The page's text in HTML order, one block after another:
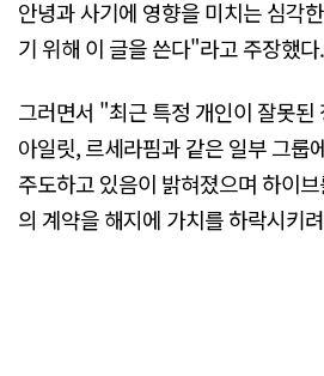
안녕과 사기에 영향을 미치는 심각
기 위해 이 글을 쓴다"라고 주장했다.
그러면서 "최근 특정 개인이 잘못된
아일릿, 르세라핌과 같은 일부 그룹
주도하고 있음이 밝혀졌으며 하이
의 계약을 해지에 가치를 하락시키